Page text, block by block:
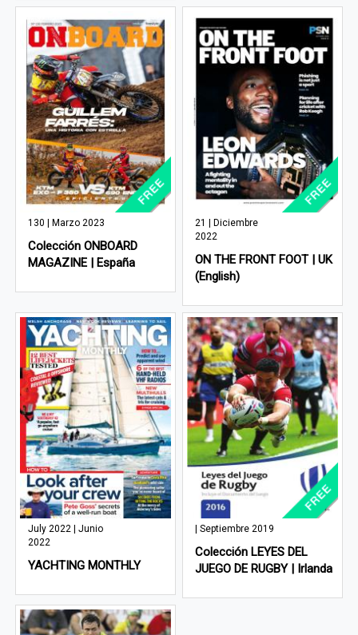
130 | Marzo 2023
Colección ONBOARD
MAGAZINE | España
21 | Diciembre
2022
ON THE FRONT FOOT | UK
(English)
July 2022 | Junio
2022
YACHTING MONTHLY
| Septiembre 2019
Colección LEYES DEL
JUEGO DE RUGBY | Irlanda